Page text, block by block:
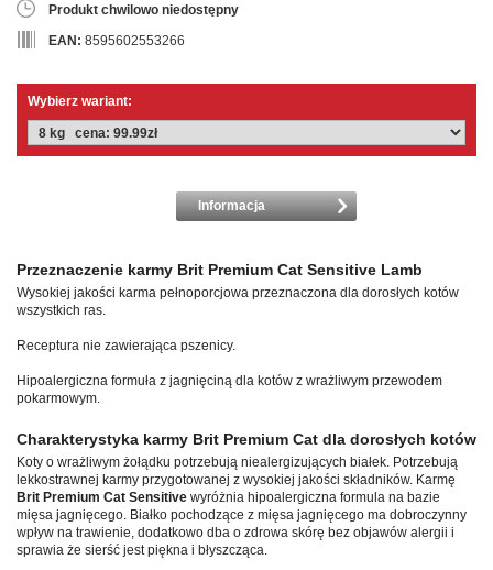
Produkt chwilowo niedostępny
EAN: 8595602553266
Wybierz wariant:
Informacja
Przeznaczenie karmy Brit Premium Cat Sensitive Lamb
Wysokiej jakości karma pełnoporcjowa przeznaczona dla dorosłych kotów
wszystkich ras.
Receptura nie zawierająca pszenicy.
Hipoalergiczna formuła z jagnięciną dla kotów z wrażliwym przewodem
pokarmowym.
Charakterystyka karmy Brit Premium Cat dla dorosłych kotów
Koty o wrażliwym żołądku potrzebują niealergizujących białek. Potrzebują
lekkostrawnej karmy przygotowanej z wysokiej jakości składników. Karmę
Brit Premium Cat Sensitive wyróżnia hipoalergiczna formula na bazie
mięsa jagnięcego. Białko pochodzące z mięsa jagnięcego ma dobroczynny
wpływ na trawienie, dodatkowo dba o zdrowa skórę bez objawów alergii i
sprawia że sierść jest piękna i błyszcząca.